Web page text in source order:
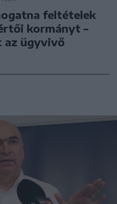
feltételek
kormányt –
ügyvivő